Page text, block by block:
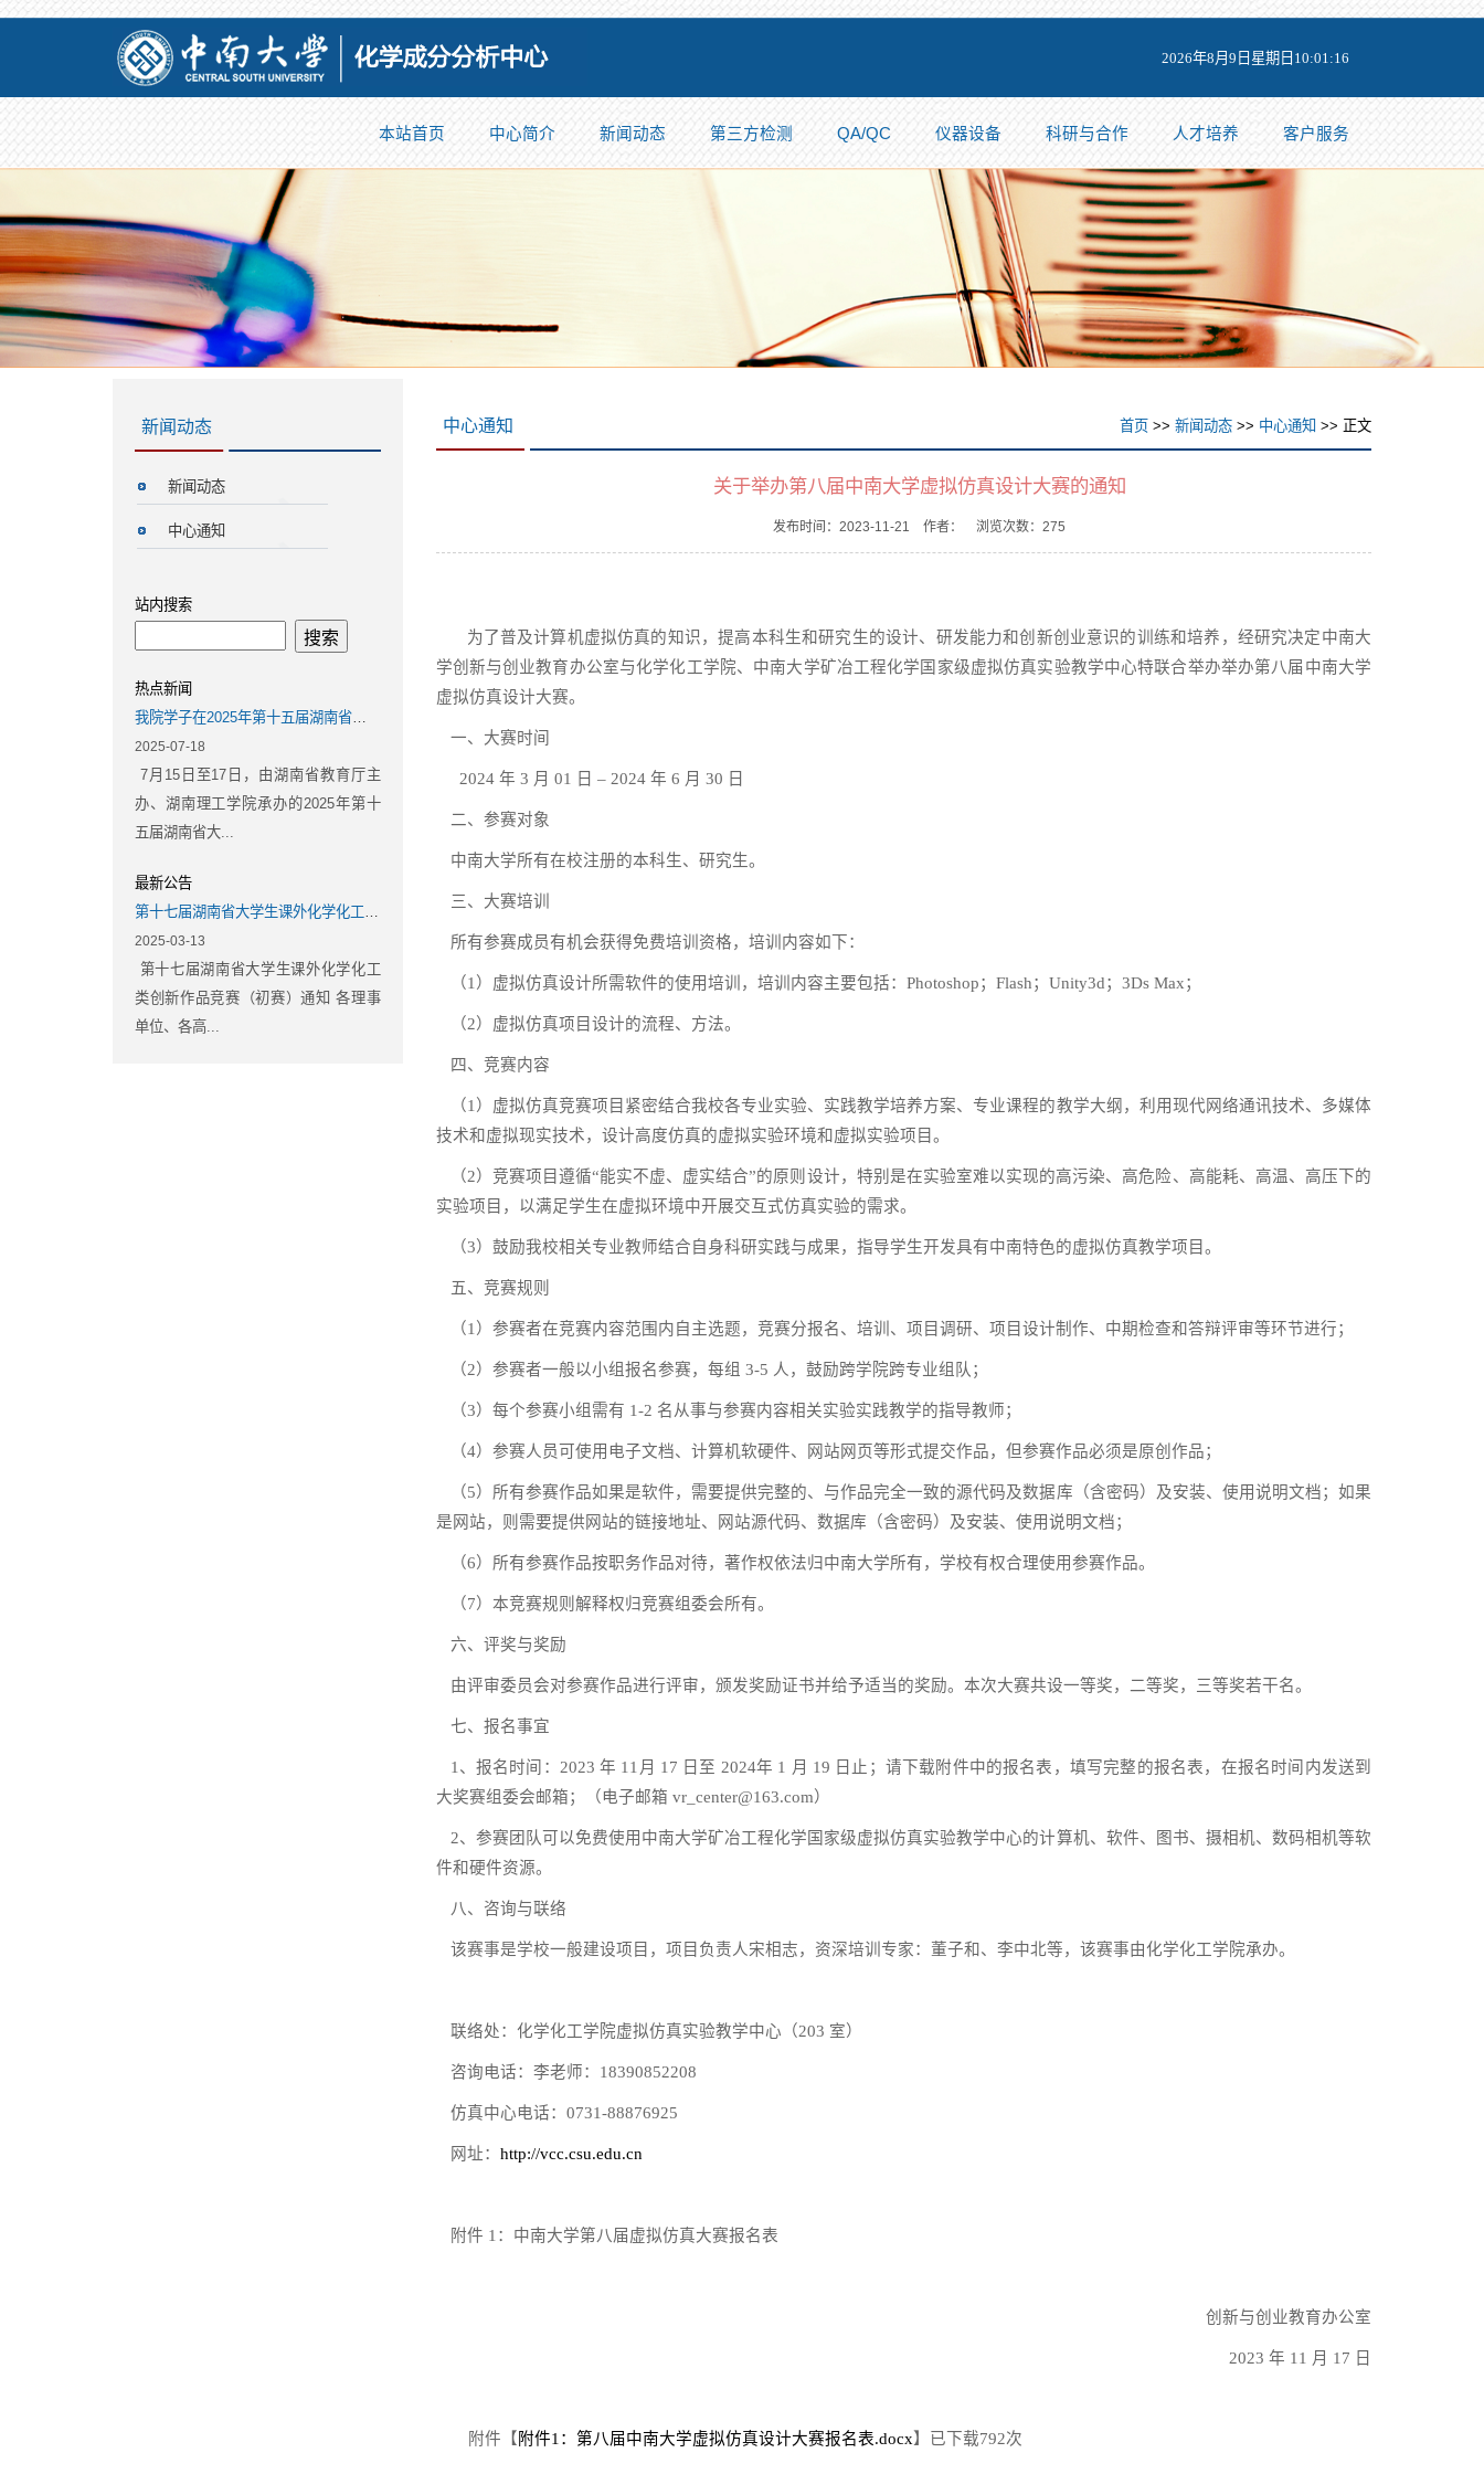
2026年8月9日星期日10:01:17
本站首页 中心简介 新闻动态 第三方检测 QA/QC 仪器设备 科研与合作 人才培养 客户服务
新闻动态
新闻动态
中心通知
站内搜索
热点新闻
2025-07-18
7月15日至17日，由湖南省教育厅主
办、湖南理工学院承办的2025年第十
五届湖南省大...
最新公告
2025-03-13
第十七届湖南省大学生课外化学化工
类创新作品竞赛（初赛）通知 各理事
单位、各高...
中心通知 首页 >> 新闻动态 >> 中心通知 >> 正文
关于举办第八届中南大学虚拟仿真设计大赛的通知
发布时间：2023-11-21 作者： 浏览次数：275
为了普及计算机虚拟仿真的知识，提高本科生和研究生的设计、研发能力和创新创业意识的训练和培养，经研究决定中南大
学创新与创业教育办公室与化学化工学院、中南大学矿冶工程化学国家级虚拟仿真实验教学中心特联合举办举办第八届中南大学
虚拟仿真设计大赛。
一、大赛时间
2024 年 3 月 01 日 – 2024 年 6 月 30 日
二、参赛对象
中南大学所有在校注册的本科生、研究生。
三、大赛培训
所有参赛成员有机会获得免费培训资格，培训内容如下：
（1 ）虚拟仿真设计所需软件的使用培训，培训内容主要包括： Photoshop； Flash； Unity3d； 3Ds Max；
（2）虚拟仿真项目设计的流程、方法。
四、竞赛内容
（1 ）虚拟仿真竞赛项目紧密结合我校各专业实验、实践教学培养方案、专业课程的教学大纲，利用现代网络通讯技术、多媒体
技术和虚拟现实技术，设计高度仿真的虚拟实验环境和虚拟实验项目。
（2）竞赛项目遵循“能实不虚、虚实结合”的原则设计，特别是在实验室难以实现的高污染、高危险、高能耗、高温、高压下的
实验项目，以满足学生在虚拟环境中开展交互式仿真实验的需求。
（3）鼓励我校相关专业教师结合自身科研实践与成果，指导学生开发具有中南特色的虚拟仿真教学项目。
五、竞赛规则
（1 ）参赛者在竞赛内容范围内自主选题，竞赛分报名、培训、项目调研、项目设计制作、中期检查和答辩评审等环节进行；
（2）参赛者一般以小组报名参赛，每组 3-5 人，鼓励跨学院跨专业组队；
（3）每个参赛小组需有 1-2 名从事与参赛内容相关实验实践教学的指导教师；
（4）参赛人员可使用电子文档、计算机软硬件、网站网页等形式提交作品，但参赛作品必须是原创作品；
（5）所有参赛作品如果是软件，需要提供完整的、与作品完全一致的源代码及数据库（含密码）及安装、使用说明文档；如果
是网站，则需要提供网站的链接地址、网站源代码、数据库（含密码）及安装、使用说明文档；
（6）所有参赛作品按职务作品对待，著作权依法归中南大学所有，学校有权合理使用参赛作品。
（7）本竞赛规则解释权归竞赛组委会所有。
六、评奖与奖励
由评审委员会对参赛作品进行评审，颁发奖励证书并给予适当的奖励。本次大赛共设一等奖，二等奖，三等奖若干名。
七、报名事宜
1 、报名时间： 2023年 11 月 17 日至 2024年 1 月 19 日止；请下载附件中的报名表，填写完整的报名表，在报名时间内发送到
大奖赛组委会邮箱；（电子邮箱 vr_center@163.com）
2、参赛团队可以免费使用中南大学矿冶工程化学国家级虚拟仿真实验教学中心的计算机、软件、图书、摄相机、数码相机等软
件和硬件资源。
八、咨询与联络
该赛事是学校一般建设项目，项目负责人宋相志，资深培训专家：董子和、李中北等，该赛事由化学化工学院承办。
联络处：化学化工学院虚拟仿真实验教学中心（203 室）
咨询电话：李老师： 18390852208
仿真中心电话： 0731-88876925
网址： http://vcc.csu.edu.cn
附件 1 ：中南大学第八届虚拟仿真大赛报名表
创新与创业教育办公室
2023 年 11 月 17 日
附件【 附件1：第八届中南大学虚拟仿真设计大赛报名表.docx】已下载792次